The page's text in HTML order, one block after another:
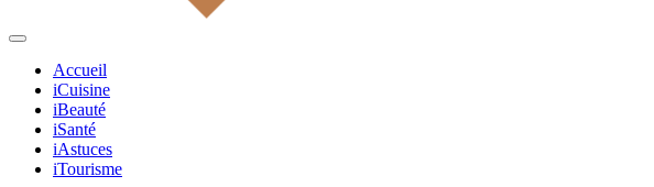
Accueil
iCuisine
iBeauté
iSanté
iAstuces
iTourisme